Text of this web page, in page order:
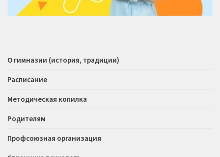
О гимназии (история, традиции)
Расписание
Методическая копилка
Родителям
Профсоюзная организация